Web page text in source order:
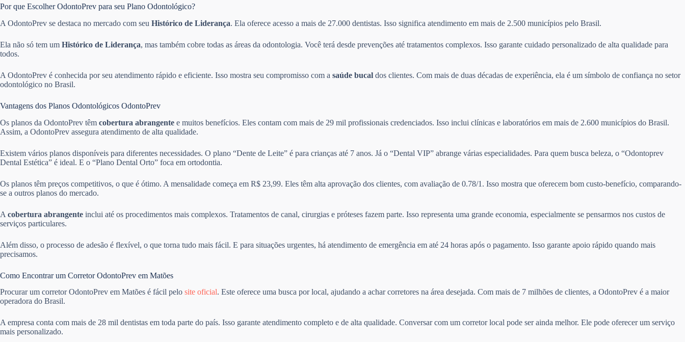
Por que Escolher OdontoPrev para seu Plano Odontológico?
A OdontoPrev se destaca no mercado com seu Histórico de Liderança. Ela oferece acesso a mais de 27.000 dentistas. Isso significa atendimento em mais de 2.500 municípios pelo Brasil.
Ela não só tem um Histórico de Liderança, mas também cobre todas as áreas da odontologia. Você terá desde prevenções até tratamentos complexos. Isso garante cuidado personalizado de alta qualidade para
todos.
A OdontoPrev é conhecida por seu atendimento rápido e eficiente. Isso mostra seu compromisso com a saúde bucal dos clientes. Com mais de duas décadas de experiência, ela é um símbolo de confiança no setor
odontológico no Brasil.
Vantagens dos Planos Odontológicos OdontoPrev
Os planos da OdontoPrev têm cobertura abrangente e muitos benefícios. Eles contam com mais de 29 mil profissionais credenciados. Isso inclui clínicas e laboratórios em mais de 2.600 municípios do Brasil.
Assim, a OdontoPrev assegura atendimento de alta qualidade.
Existem vários planos disponíveis para diferentes necessidades. O plano “Dente de Leite” é para crianças até 7 anos. Já o “Dental VIP” abrange várias especialidades. Para quem busca beleza, o “Odontoprev
Dental Estética” é ideal. E o “Plano Dental Orto” foca em ortodontia.
Os planos têm preços competitivos, o que é ótimo. A mensalidade começa em R$ 23,99. Eles têm alta aprovação dos clientes, com avaliação de 0.78/1. Isso mostra que oferecem bom custo-benefício, comparando-
se a outros planos do mercado.
A cobertura abrangente inclui até os procedimentos mais complexos. Tratamentos de canal, cirurgias e próteses fazem parte. Isso representa uma grande economia, especialmente se pensarmos nos custos de
serviços particulares.
Além disso, o processo de adesão é flexível, o que torna tudo mais fácil. E para situações urgentes, há atendimento de emergência em até 24 horas após o pagamento. Isso garante apoio rápido quando mais
precisamos.
Como Encontrar um Corretor OdontoPrev em Matões
Procurar um corretor OdontoPrev em Matões é fácil pelo site oficial. Este oferece uma busca por local, ajudando a achar corretores na área desejada. Com mais de 7 milhões de clientes, a OdontoPrev é a maior
operadora do Brasil.
A empresa conta com mais de 28 mil dentistas em toda parte do país. Isso garante atendimento completo e de alta qualidade. Conversar com um corretor local pode ser ainda melhor. Ele pode oferecer um serviço
mais personalizado.